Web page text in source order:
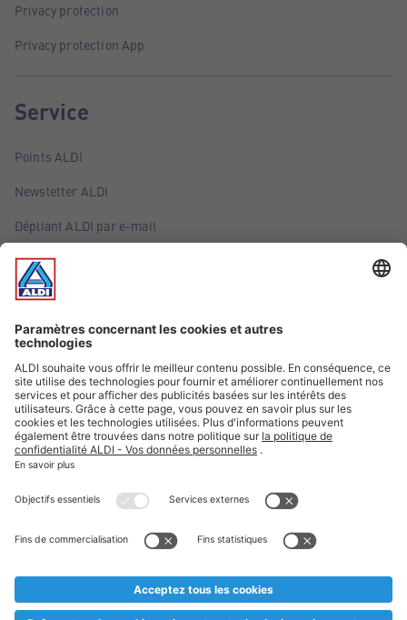
Privacy protection
Privacy protection App
Service
Points ALDI
Newsletter ALDI
Dépliant ALDI par e-mail
Offres
Infos essentielles
Suivez ALDI Belgique
Textes marqués d'un astérisque et mentions légales
* Nous vendons ces articles temporairement et jusqu'à
au cas où, malgré le planning bien étudié, nous serions
prématurément en rupture de stock. Prix Recupel et TVA incl.
** Sur ce site, l’utilisation de la forme masculine a été adoptée